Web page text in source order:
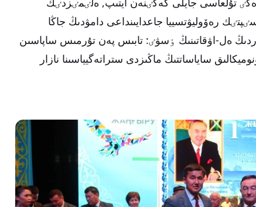
رەۆوليۋتسييا جاعدايىنداعى دامۋدىڭ جاڭا
ەل-اۋقاتىنىڭ ٶسۋٸ: تابىس پەن تۇرمىس ساپاسىن
ساياساتتىڭ ماڭىزدى ستراتەگيياسىنا نازار